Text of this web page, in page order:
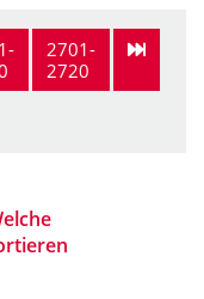
2701-
2720